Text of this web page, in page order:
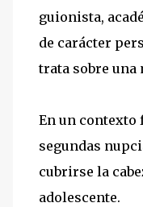
guionista,
de carácter
trata sobre una
En un
segundas
cubrirse la
adolescente.